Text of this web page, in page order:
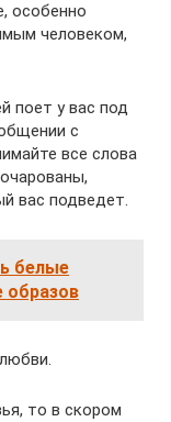
особенно
человеком,
поет у вас под
с
все слова
вас подведет.
белые
образов
то в скором